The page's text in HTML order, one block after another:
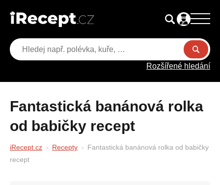
Rozšířené hledání
Fantastická banánová rolka
od babičky recept
iRecept.cz Recepty
Fantastická banánová rolka od babičky
recept